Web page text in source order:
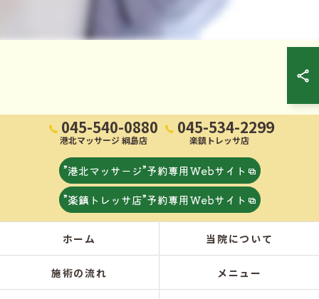
045-540-0880
港北マッサージ 綱島店
045-534-2299
楽鎮トレッサ店
”港北マッサージ”予約専用Webサイト
”楽鎮トレッサ店”予約専用Webサイト
ホーム 当院について
施術の流れ メニュー